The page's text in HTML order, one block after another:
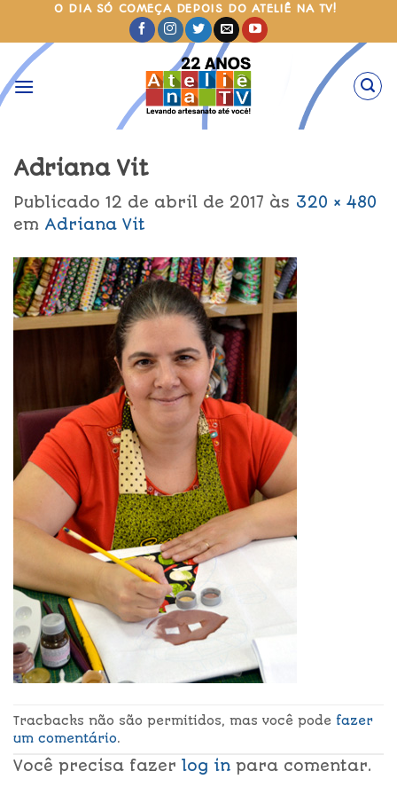
content
O DIA SÓ COMEÇA DEPOIS DO ATELIÊ NA TV!
Adriana Vit
Publicado 12 de abril de 2017 às 320 × 480
em Adriana Vit
Tracbacks não são permitidos, mas você pode fazer
um comentário.
Você precisa fazer log in para comentar.